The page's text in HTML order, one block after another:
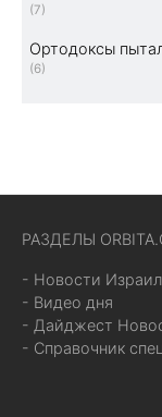
(7)
Ортодоксы
(6)
РАЗДЕЛЫ
- Новости
- Видео дня
- Дайджест
- Справочник